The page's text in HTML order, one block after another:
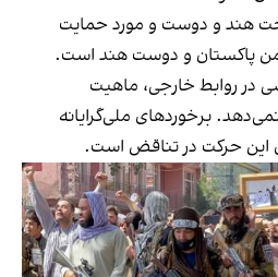
هند و دوست و مورد حمایت
پاکستان و دوست هند است.
در روابط خارجی، ماهیت
برخوردهای ملی‌گرایانه
این حرکت در تناقض است.